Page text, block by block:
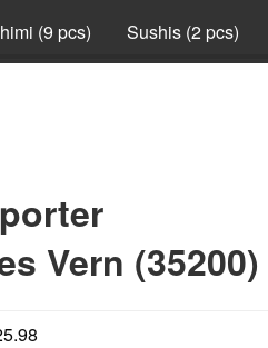
(9 pcs) Sushis (2 pcs)
Vern (35200)